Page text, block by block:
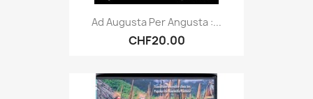
Ad Augusta Per Angusta :...
CHF20.00